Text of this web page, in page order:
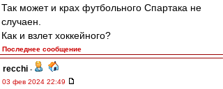
Так может и крах футбольного Спартака не
случаен.
Как и взлет хоккейного?
Последнее сообщение
recchi -
03 фев 2024 22:49